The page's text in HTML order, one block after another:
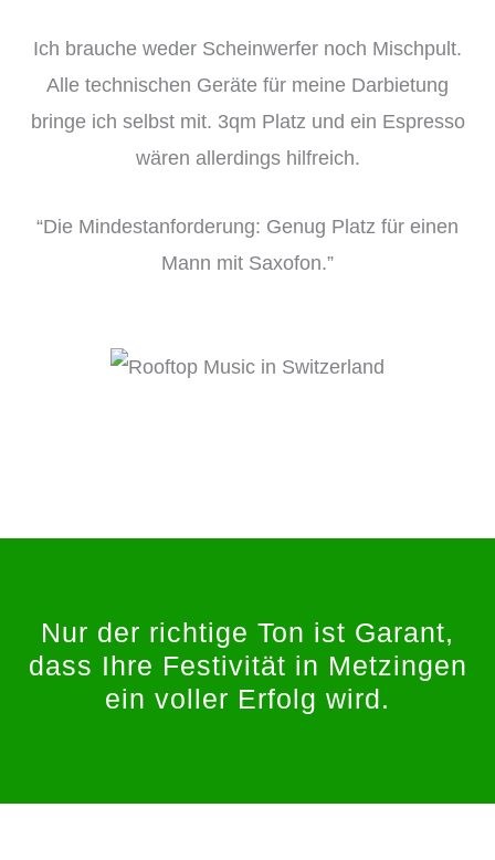
Ich brauche weder Scheinwerfer noch Mischpult.
Alle technischen Geräte für meine Darbietung
bringe ich selbst mit. 3qm Platz und ein Espresso
wären allerdings hilfreich.
“Die Mindestanforderung: Genug Platz für einen
Mann mit Saxofon.”
Nur der richtige Ton ist Garant,
dass Ihre Festivität in Metzingen
ein voller Erfolg wird.